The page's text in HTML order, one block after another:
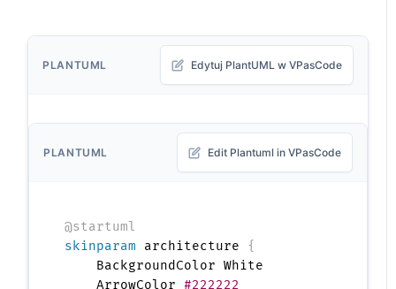
PLANTUML Edytuj PlantUML w VPasCode
PLANTUML Edit Plantuml in VPasCode
@startuml
skinparam architecture {
    BackgroundColor White
    ArrowColor
#222222